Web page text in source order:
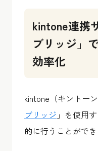
kintone連携
ブリッジ」
効率化
kintone（キントー
ブリッジ 」を使用
的に行うことができ